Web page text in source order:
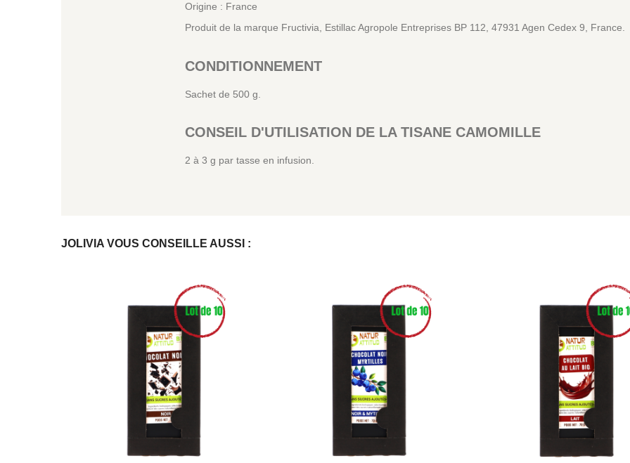
Origine : France
Produit de la marque Fructivia, Estillac Agropole Entreprises BP 112, 47931 Agen Cedex 9, France.
CONDITIONNEMENT
Sachet de 500 g.
CONSEIL D'UTILISATION DE LA TISANE CAMOMILLE
2 à 3 g par tasse en infusion.
JOLIVIA VOUS CONSEILLE AUSSI :